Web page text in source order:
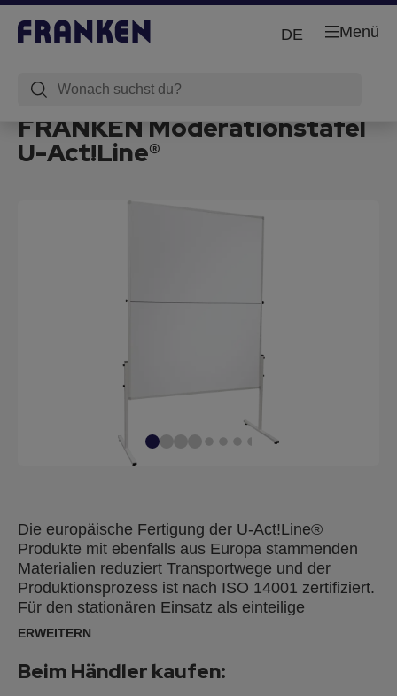
Menü
DE
FRANKEN Moderationstafel
U-Act!Line®
Die europäische Fertigung der U-Act!Line®
Produkte mit ebenfalls aus Europa stammenden
Materialien reduziert Transportwege und der
Produktionsprozess ist nach ISO 14001 zertifiziert.
Für den stationären Einsatz als einteilige
Ausführung und für mobile Präsentationen als
Doppelseitig, erhältlich mit Karton- und
ERWEITERN
Beim Händler kaufen: